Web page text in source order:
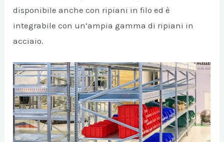
disponibile anche con ripiani in filo ed è
integrabile con un’ampia gamma di ripiani in
acciaio.